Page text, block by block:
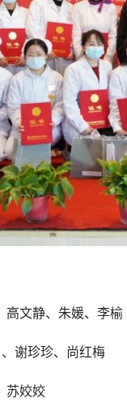
高文静、朱媛、李榆
谢珍珍、尚红梅
苏姣姣